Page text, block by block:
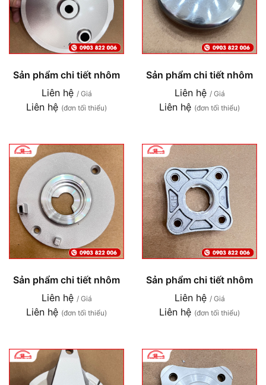
Sản phẩm chi tiết nhôm
Liên hệ / Giá
Liên hệ (đơn tối thiểu)
Sản phẩm chi tiết nhôm
Liên hệ / Giá
Liên hệ (đơn tối thiểu)
Sản phẩm chi tiết nhôm
Liên hệ / Giá
Liên hệ (đơn tối thiểu)
Sản phẩm chi tiết nhôm
Liên hệ / Giá
Liên hệ (đơn tối thiểu)